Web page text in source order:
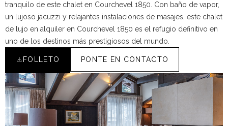
tranquilo de este chalet en Courchevel 1850. Con baño de vapor,
un lujoso jacuzzi y relajantes instalaciones de masajes, este chalet
de lujo en alquiler en Courchevel 1850 es el refugio definitivo en
uno de los destinos más prestigiosos del mundo.
FOLLETO PONTE EN CONTACTO